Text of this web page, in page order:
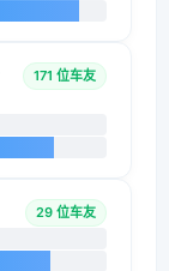
171 位车友
29 位车友